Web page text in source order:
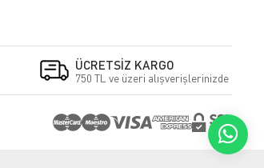
ÜCRETSİZ KARGO
750 TL ve üzeri alışverişlerinizde